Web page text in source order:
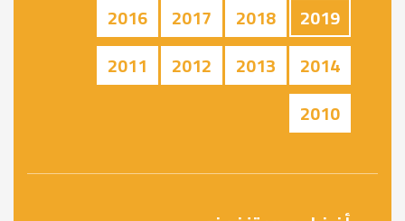
2019
2018
2017
2016
2014
2013
2012
2011
2010